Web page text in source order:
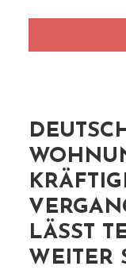
LÄSST
WEITER